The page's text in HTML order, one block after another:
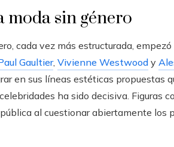
moda sin género
cada vez más estructurada, empezó
Gaultier, Vivienne Westwood y
en sus líneas estéticas propuestas
ha sido decisiva. Figuras
al cuestionar abiertamente los